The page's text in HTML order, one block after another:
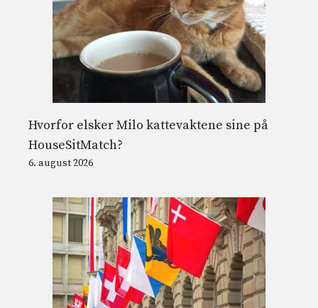
Hvorfor elsker Milo kattevaktene sine på
HouseSitMatch?
6. august 2026